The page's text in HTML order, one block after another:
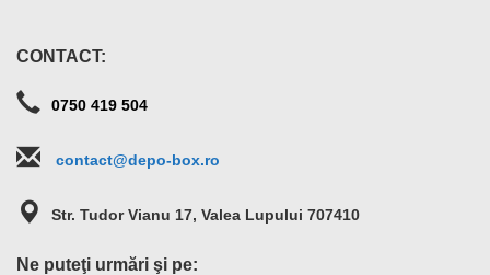
CONTACT:
0750 419 504
contact@depo-box.ro
Str. Tudor Vianu 17, Valea Lupului 707410
Ne puteţi urmări şi pe: